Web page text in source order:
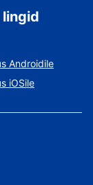
Androidile
iOSile